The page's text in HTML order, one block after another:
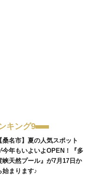
キング9
【桑名市】夏の人気スポット
今年もいよいよOPEN！『多
峡天然プール』が7月17日か
始まります♪